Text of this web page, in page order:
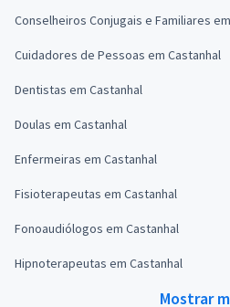
Conselheiros Conjugais e Familiares
Cuidadores de Pessoas em Castanhal
Dentistas em Castanhal
Doulas em Castanhal
Enfermeiras em Castanhal
Fisioterapeutas em Castanhal
Fonoaudiólogos em Castanhal
Hipnoterapeutas em Castanhal
Mostrar